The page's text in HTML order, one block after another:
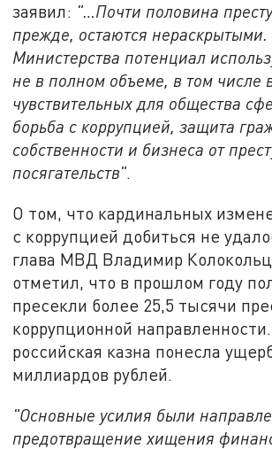
заявил: "…Почти половина
прежде, остаются
Министерства потенциал
не в полном объеме, в том числе
чувствительных для общества
борьба с коррупцией, защита
собственности и бизнеса от
посягательств".
О том, что кардинальных
с коррупцией добиться не
глава МВД Владимир
отметил, что в прошлом году
пресекли более 25,5 тысячи
коррупционной
российская казна понесла
миллиардов рублей.
"Основные усилия были
предотвращение хищения